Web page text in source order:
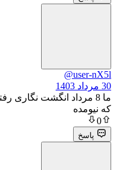
انگشت نگاری رفتیم ما با